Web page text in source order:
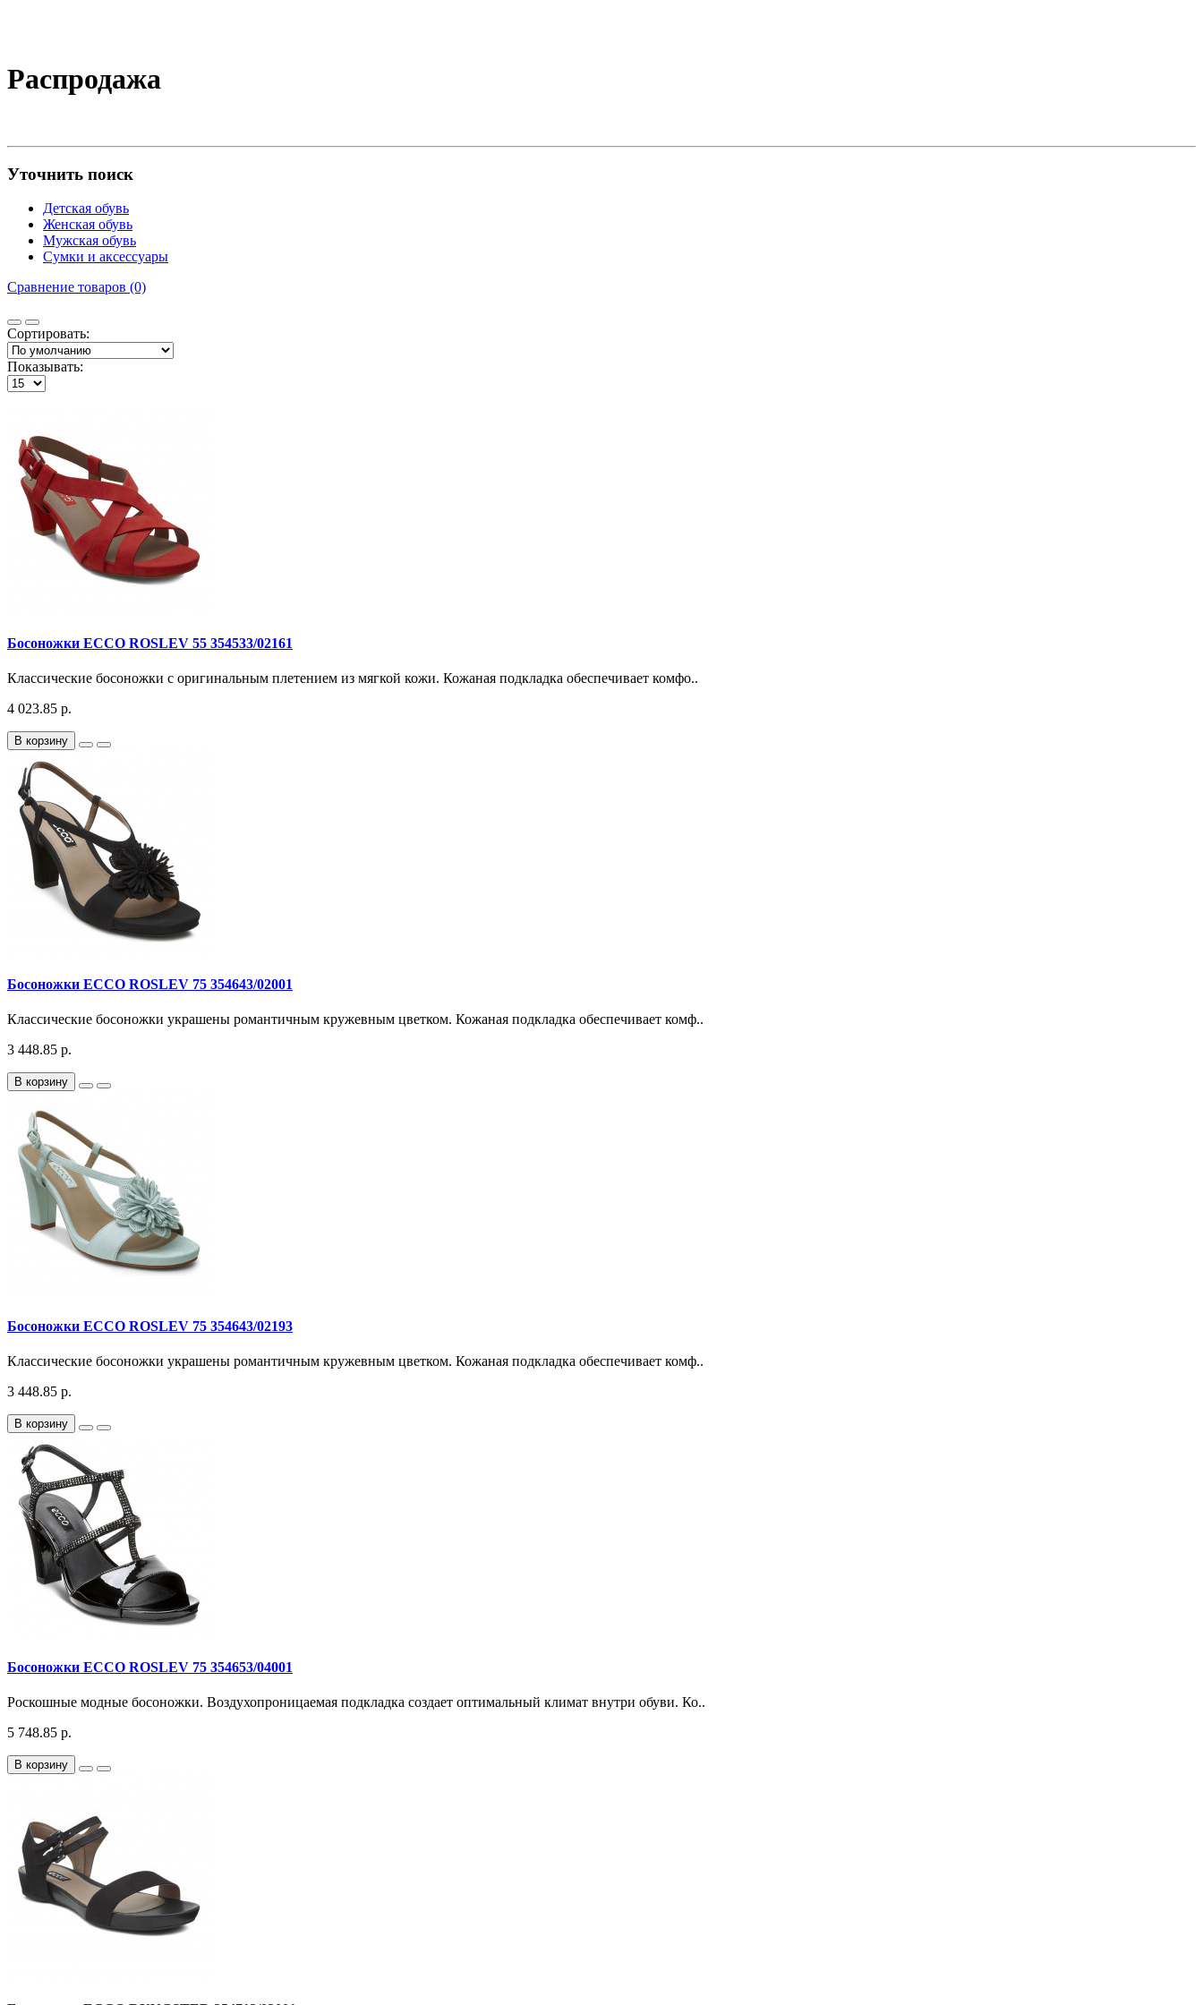
Распродажа
Уточнить поиск
Детская обувь
Женская обувь
Мужская обувь
Сумки и аксессуары
Сравнение товаров (0)
Сортировать:
Показывать:
Босоножки ECCO ROSLEV 55 354533/02161
Классические босоножки с оригинальным плетением из мягкой кожи. Кожаная подкладка обеспечивает комфо..
4 023.85 р.
В корзину
Босоножки ECCO ROSLEV 75 354643/02001
Классические босоножки украшены романтичным кружевным цветком. Кожаная подкладка обеспечивает комф..
3 448.85 р.
В корзину
Босоножки ECCO ROSLEV 75 354643/02193
Классические босоножки украшены романтичным кружевным цветком. Кожаная подкладка обеспечивает комф..
3 448.85 р.
В корзину
Босоножки ECCO ROSLEV 75 354653/04001
Роскошные модные босоножки. Воздухопроницаемая подкладка создает оптимальный климат внутри обуви. Ко..
5 748.85 р.
В корзину